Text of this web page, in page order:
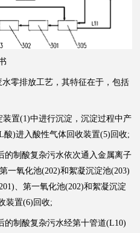
零排放工艺，其特征在于，包括
置(1)中进行沉淀，沉淀过程中产
)进入酸性气体回收装置(5)回收;
制酸复杂污水依次通入金属离子
一氧化池(202)和絮凝沉淀池(203)
、第一氧化池(202)和絮凝沉淀
装置(6)回收;
制酸复杂污水经第十管道(L10)